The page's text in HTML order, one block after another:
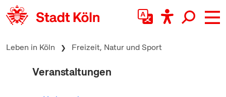
zum Inhalt springen
Leben in Köln Freizeit, Natur und Sport
Veranstaltungen